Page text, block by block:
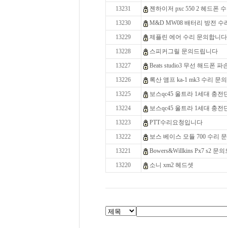
13231
젠하이저 pxc 550 2 헤드폰
13230
M&D MW08 배터리 방전 수
13229
제플린 에어 수리 문의합니다
13228
스피커그릴 문의드립니다
13227
Beats studio3 무선 해드폰 파
13226
록산 앰프 ka-1 mk3 수리 문의
13225
보스qc45 울트라 1세대 충전
13224
보스qc45 울트라 1세대 충전
13223
PTT수리요청입니다
13222
보스 베이스 모듈 700 수리
13221
Bowers&Willkins Px7 s2 문의
13220
소니 xm2 헤드셋